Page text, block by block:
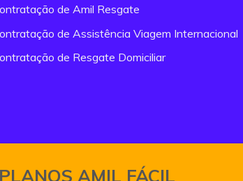
de Amil Resgate
de Assistência Viagem Internacional
de Resgate Domiciliar
PLANOS AMIL FÁCIL